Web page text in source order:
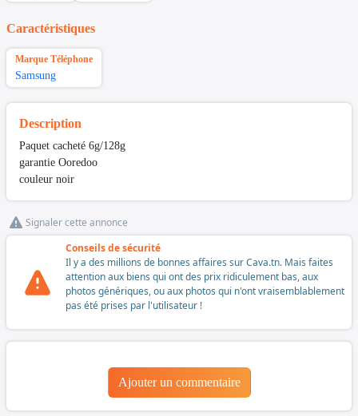
Caractéristiques
Marque Téléphone
Samsung
Description
Paquet cacheté 6g/128g
garantie Ooredoo
couleur noir
Signaler cette annonce
Conseils de sécurité
Il y a des millions de bonnes affaires sur Cava.tn. Mais faites
attention aux biens qui ont des prix ridiculement bas, aux
photos génériques, ou aux photos qui n'ont vraisemblablement
pas été prises par l'utilisateur !
Ajouter un commentaire